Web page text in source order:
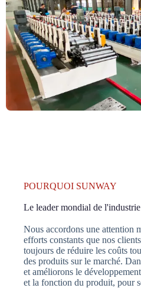
POURQUOI SUNWAY
Le leader mondial de
Nous accordons une attention
efforts constants que nos
toujours de réduire les coûts
des produits sur le marché.
et améliorons le
et la fonction du produit, pour